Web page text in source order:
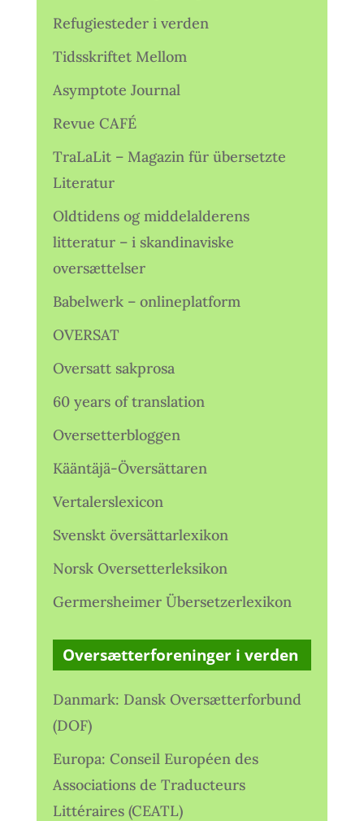
Refugiesteder i verden
Tidsskriftet Mellom
Asymptote Journal
Revue CAFÉ
TraLaLit – Magazin für übersetzte
Literatur
Oldtidens og middelalderens
litteratur – i skandinaviske
oversættelser
Babelwerk – onlineplatform
OVERSAT
Oversatt sakprosa
60 years of translation
Oversetterbloggen
Kääntäjä-Översättaren
Vertalerslexicon
Svenskt översättarlexikon
Norsk Oversetterleksikon
Germersheimer Übersetzerlexikon
Oversætterforeninger i verden
Danmark: Dansk Oversætterforbund
(DOF)
Europa: Conseil Européen des
Associations de Traducteurs
Littéraires (CEATL)